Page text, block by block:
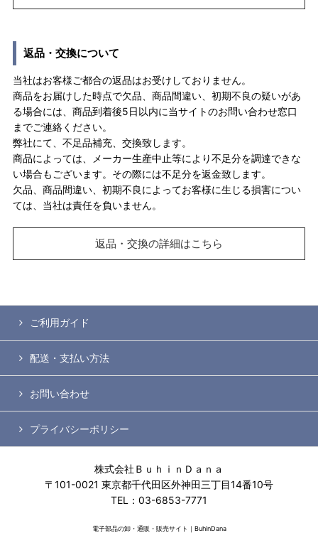
返品・交換について
当社はお客様ご都合の返品はお受けしておりません。
商品をお届けした時点で欠品、商品間違い、初期不良の疑いがあ
る場合には、商品到着後5日以内に当サイトのお問い合わせ窓口
までご連絡ください。
弊社にて、不足品補充、交換致します。
商品によっては、メーカー生産中止等により不足分を調達できな
い場合もございます。その際には不足分を返金致します。
欠品、商品間違い、初期不良によってお客様に生じる損害につい
ては、当社は責任を負いません。
返品・交換の詳細はこちら
ご利用ガイド
配送・支払い方法
お問い合わせ
プライバシーポリシー
株式会社ＢｕｈｉｎＤａｎａ
〒101-0021 東京都千代田区外神田三丁目14番10号
TEL：03-6853-7771
電子部品の卸・通販・販売サイト｜BuhinDana